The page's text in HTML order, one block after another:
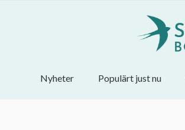
Nyheter Populärt just nu